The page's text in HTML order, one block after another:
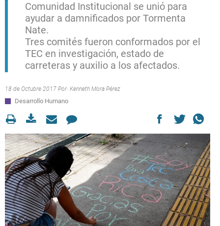
Comunidad Institucional se unió para
ayudar a damnificados por Tormenta
Nate.
Tres comités fueron conformados por el
TEC en investigación, estado de
carreteras y auxilio a los afectados.
18 de Octubre 2017 Por: Kenneth Mora Pérez
Desarrollo Humano